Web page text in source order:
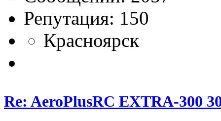
Репутация: 150
Красноярск
Re: AeroPlusRC EXTRA-300